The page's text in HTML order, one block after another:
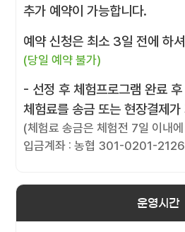
추가 예약이 가능합니다.
예약 신청은 최소 3일 전에 하
(당일 예약 불가)
- 선정 후 체험프로그램 완료
체험료를 송금 또는 현장결제가
(체험료 송금은 체험전 7일 이내
입금계좌 : 농협 301-0201-
운영시간